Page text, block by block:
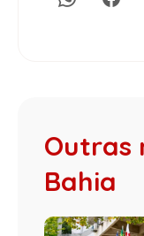
Outras
Bahia